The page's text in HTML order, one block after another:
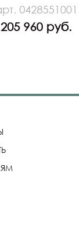
0428551001
205 960 руб.